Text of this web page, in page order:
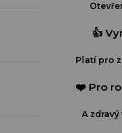
👍
Platí pro
❤️ Pro
A